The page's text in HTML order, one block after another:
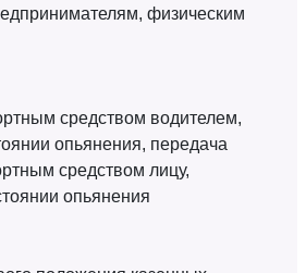
физическим
средством водителем,
опьянения, передача
средством лицу,
опьянения